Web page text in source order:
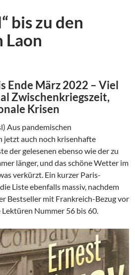
bis zu den
Laon
Ende März 2022 – Viel
Zwischenkriegszeit,
Krisen
Aus pandemischen
jetzt auch noch krisenhafte
der gelesenen ebenso wie der zu
länger, und das schöne Wetter im
verkürzt. Ein kurzer Paris-
Liste ebenfalls massiv, nachdem
Bestseller mit Frankreich-Bezug vor
Nummer 56 bis 60.